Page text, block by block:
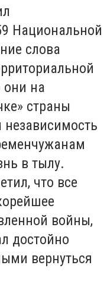
Национальной
слова
они на
страны
в тылу.
что все
войны,
достойно
вернуться